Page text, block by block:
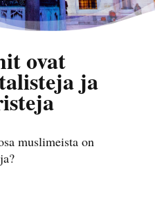
ovat
ja
muslimeista on